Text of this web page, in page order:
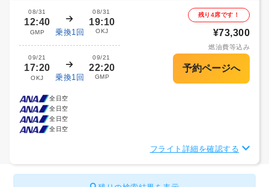
08/31
12:40
GMP 乗換1回
08/31
19:10
OKJ
09/21
17:20
OKJ 乗換1回
09/21
22:20
GMP
残り4席です！
¥73,300
燃油費等込み
全日空
全日空
全日空
全日空
フライト詳細を確認する